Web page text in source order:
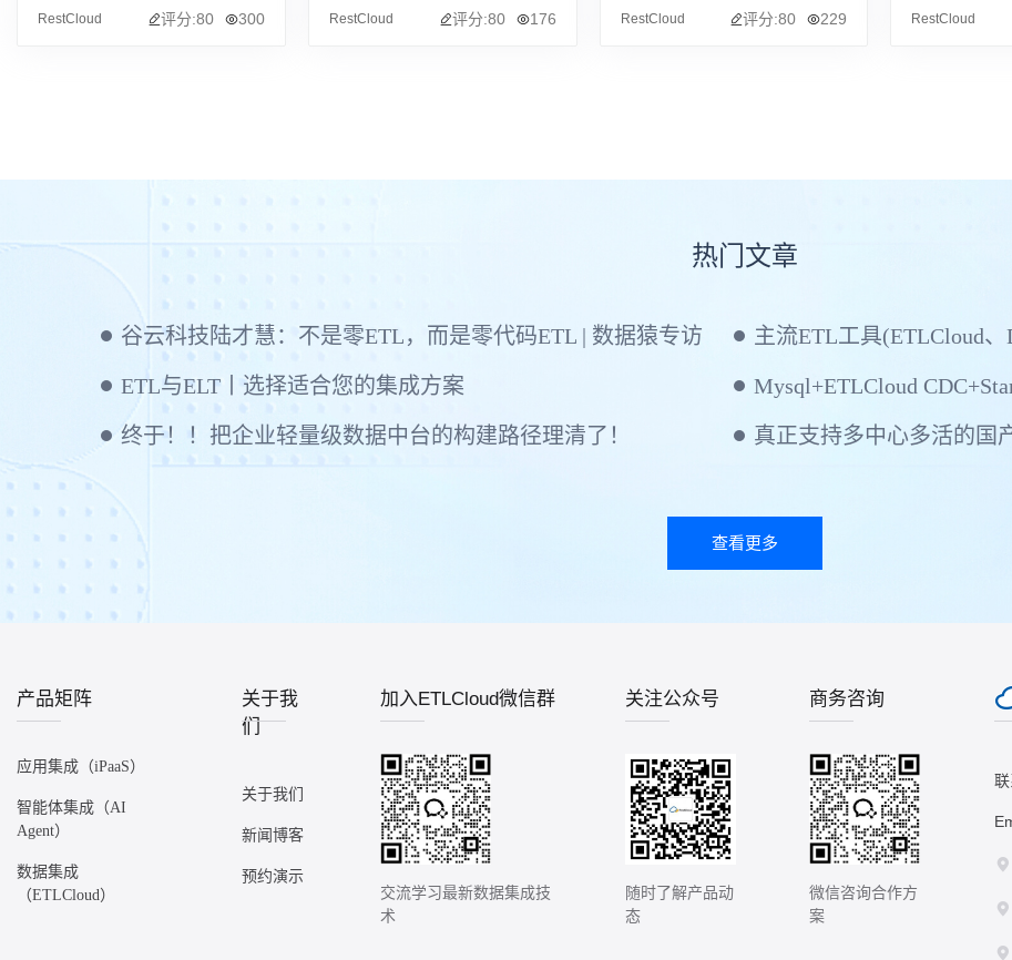
RestCloud 评分:80 300 RestCloud 评分:80 176 RestCloud 评分:80 229 RestCloud
热门文章
谷云科技陆才慧：不是零ETL，而是零代码ETL | 数据猿专访 主流ETL工具(ETLCloud
ETL与ELT丨选择适合您的集成方案 Mysql+ETLCloud
终于！！把企业轻量级数据中台的构建路径理清了！
查看更多
产品矩阵
应用集成（iPaaS）
智能体集成（AI
Agent）
数据集成
（ETLCloud）
关于我
们
关于我们
新闻博客
预约演示
加入ETLCloud微信群
交流学习最新数据集成技
术
关注公众号
随时了解产品动
态
商务咨询
微信咨询合作方
案